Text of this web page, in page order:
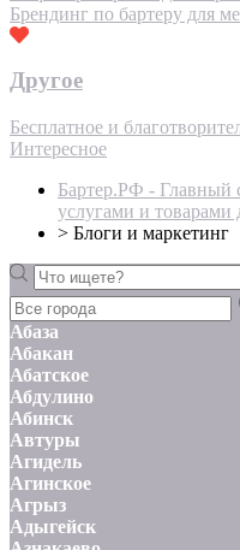
Брендинг по бартеру для
Другое
Бесплатное и
Интересное
Бартер.РФ - Главный
услугами и товарами
> Блоги и маркетинг
Абаза
Абакан
Абатское
Абдулино
Абинск
Автуры
Агидель
Агинское
Агрыз
Адыгейск